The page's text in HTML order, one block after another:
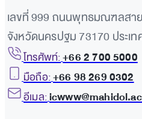
เลขที่ 999 ถนนพุทธมณฑลส
จังหวัดนครปฐม 73170 ประเท
โทรศัพท์:+66 2 700 5000
มือถือ:+66 98 269 0302
อีเมล: